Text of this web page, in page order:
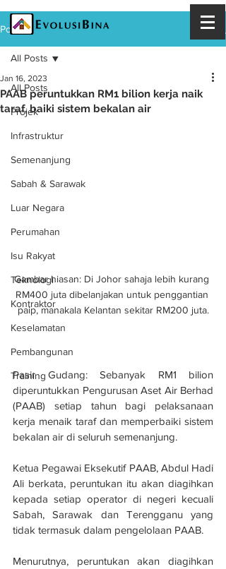
Post
All Posts
Projek
Infrastruktur
Semenanjung
Sabah & Sarawak
Luar Negara
Perumahan
Isu Rakyat
Teknologi
Kontraktor
Keselamatan
Pembangunan
Training
All Posts
PAAB peruntukkan RM1 bilion kerja naik
taraf, baiki sistem bekalan air
Jan 16, 2023
Gambar hiasan: Di Johor sahaja lebih kurang
RM400 juta dibelanjakan untuk penggantian
paip, manakala Kelantan sekitar RM200 juta.
Pasir Gudang: Sebanyak RM1 bilion
diperuntukkan Pengurusan Aset Air Berhad
(PAAB) setiap tahun bagi pelaksanaan
kerja menaik taraf dan memperbaiki sistem
bekalan air di seluruh semenanjung.
Ketua Pegawai Eksekutif PAAB, Abdul Hadi
Ali berkata, peruntukan itu akan diagihkan
kepada setiap operator di negeri kecuali
Sabah, Sarawak dan Terengganu yang
tidak termasuk dalam pengelolaan PAAB.
Menurutnya, peruntukan akan diagihkan